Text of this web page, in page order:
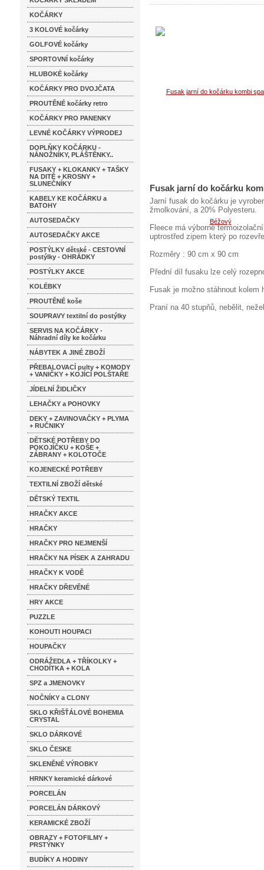
KOČÁRKY
3 KOLOVÉ kočárky
GOLFOVÉ kočárky
SPORTOVNÍ kočárky
HLUBOKÉ kočárky
KOČÁRKY PRO DVOJČATA
PROUTĚNÉ kočárky retro
KOČÁRKY PRO PANENKY
LEVNÉ KOČÁRKY VÝPRODEJ
DOPLŇKY KOČÁRKU -
NÁNOŽNÍKY, PLÁŠTĚNKY..
FUSAKY + KLOKANKY + TAŠKY
NA DITĚ + KROSNY +
SLUNEČNÍKY
KABELY KE KOČÁRKU a
BATOHY
AUTOSEDAČKY
AUTOSEDAČKY AKCE
POSTÝLKY dětské - CESTOVNÍ
postýlky - OHRÁDKY
POSTÝLKY AKCE
KOLÉBKY
PROUTĚNÉ koše
SOUPRAVY textilní do postýlky
SERVIS NA KOČÁRKY -
Náhradní díly ke kočárku
NÁBYTEK A JINÉ ZBOŽÍ
PŘEBALOVACÍ pulty + KOMODY
+ VANIČKY + KOJÍCÍ POLŠTAŘE
JÍDELNÍ ŽIDLIČKY
LEHAČKY a POHOVKY
DEKY + ZAVINOVAČKY + PLYMA
+ RUČNIKY
DĚTSKÉ POTŘEBY DO
POKOJÍČKU + KOŠE +
ZÁBRANY + KOLOTOČE
KOJENECKÉ POTŘEBY
TEXTILNÍ ZBOŽÍ dětské
DĚTSKÝ TEXTIL
HRAČKY AKCE
HRAČKY
HRAČKY PRO NEJMENŠÍ
HRAČKY NA PÍSEK A ZAHRADU
HRAČKY K VODĚ
HRAČKY DŘEVĚNÉ
HRY AKCE
PUZZLE
KOHOUTI HOUPACI
HOUPAČKY
ODRÁŽEDLA + TŘÍKOLKY +
CHODÍTKA + KOLA
SPZ a JMENOVKY
NOČNÍKY a CLONY
SKLO KŘIŠŤÁLOVÉ BOHEMIA
CRYSTAL
SKLO DÁRKOVÉ
SKLO ČESKE
SKLENĚNÉ VÝROBKY
HRNKY keramické dárkové
PORCELÁN
PORCELÁN DÁRKOVÝ
KERAMICKÉ ZBOŽÍ
OBRAZY + FOTOFILMY +
PRSTÝNKY
BUDÍKY A HODINY
Fusak jarní do kočárku
Jarní fusak do kočárku je
žmolkování, a 20% Polyesteru.
Fleece má výborné
uptrostřed zipem který po
Rozměry : 90 cm x 90 cm
Přední díl fusaku lze celý
Fusak je možno stáhnout kolem
Praní na 40 stupňů, nebělit,